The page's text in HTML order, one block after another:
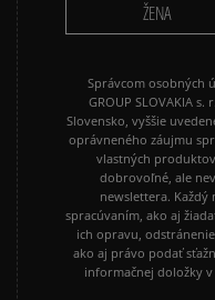
ŽENA
Správcom osobných
GROUP SLOVAKIA
Slovensko, vyššie
oprávneného záujmu
vlastných
dobrovoľné, ale
newslettera. Každý
spracúvaním, ako aj
ich opravu,
ako aj právo podať
informačnej doložky v